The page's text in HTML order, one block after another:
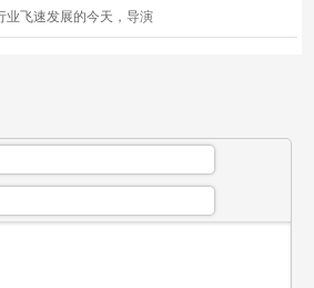
业飞速发展的今天，导演